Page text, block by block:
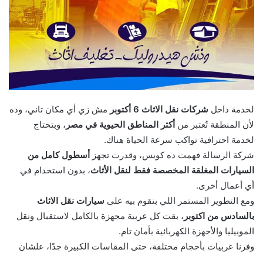
لخدمة داخل شركات نقل الاثاث 6 أكتوبر
مش زي أي مكان تاني، وده
لأن المنطقة تُعتبر من أكثر المناطق الحيوية في مصر ، وبتحتاج
لخدمة احترافية تواكب سرعة الحياة هناك.
شركة الرسالة فهمت ده كويس، وقدرت تجهز أسطول كامل من
السيارات المغلقة المخصصة فقط لنقل الأثاث، بدون استخدام في
أي أعمال أخرى.
ومع التطوير المستمر اللي بنقوم بيه على سيارات نقل الاثاث
بالسادس من اكتوبر ، بقت كل عربية مجهزة بالكامل لاستقبال ونقل
الموبيليا والأجهزة الكهربائية بأمان تام.
وفرنا عربيات بأحجام مختلفة، حتى المقاسات الكبيرة جدًا، علشان